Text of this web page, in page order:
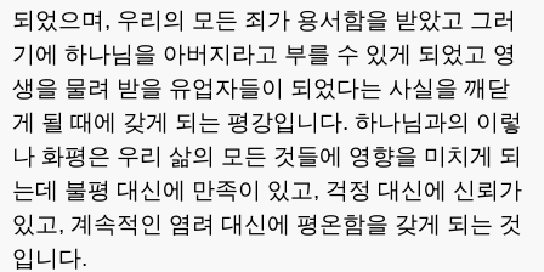
되었으며 , 우리의 모든 죄가 용서함을 받았고 그러
기에 하나님을 아버지라고 부를 수 있게 되었고 영
생을 물려 받을 유업자들이 되었다는 사실을 깨닫
게 될 때에 갖게 되는 평강입니다. 하나님과의 이렇
나 화평은 우리 삶의 모든 것들에 영향을 미치게 되
는데 불평 대신에 만족이 있고, 걱정 대신에 신뢰가
있고, 계속적인 염려 대신에 평온함을 갖게 되는 것
입니다.